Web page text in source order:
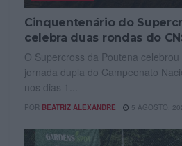
Cinquentenário do
celebra duas rondas do
O Supercross da Poutena
jornada dupla do Campeonato
nos dias 1...
POR BEATRIZ ALEXANDRE 5 AGOSTO,